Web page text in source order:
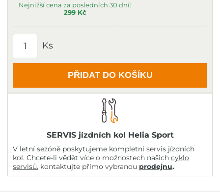
Nejnižší cena za posledních 30 dní:
299 Kč
Ks
PŘIDAT DO KOŠÍKU
SERVIS jízdních kol Helia Sport
V letní sezóně poskytujeme kompletní servis jízdních
kol. Chcete-li vědět více o možnostech našich cyklo
servisů, kontaktujte přímo vybranou prodejnu.